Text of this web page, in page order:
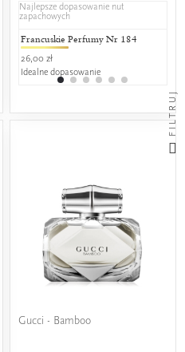
L'amour Premium 29
25,00 zł
Idealne dopasowanie
Najlepsze dopasowanie nut
zapachowych
Francuskie Perfumy Nr 184
26,00 zł
Idealne dopasowanie
Gucci - Bamboo
FILTRUJ